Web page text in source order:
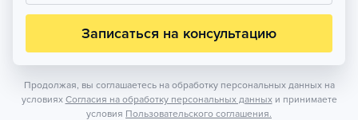
Записаться на консультацию
Продолжая, вы соглашаетесь на обработку персональных данных на
условиях Согласия на обработку персональных данных и принимаете
условия Пользовательского соглашения.